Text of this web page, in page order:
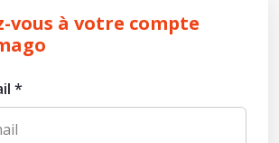
vous à votre compte
*